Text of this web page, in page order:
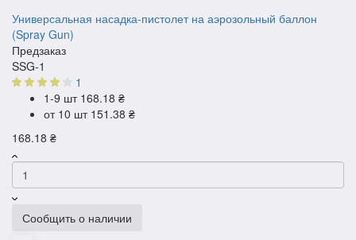
Универсальная насадка-пистолет на аэрозольный баллон
(Spray Gun)
Предзаказ
SSG-1
1
1-9 шт 168.18 ₴
от 10 шт 151.38 ₴
168.18 ₴
Сообщить о наличии